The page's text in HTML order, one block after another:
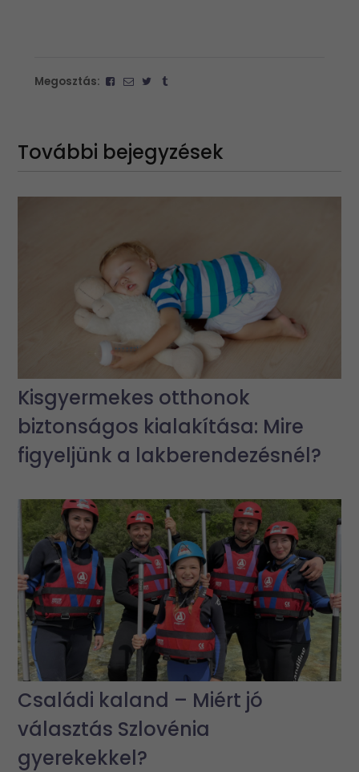
Megosztás:
További bejegyzések
Kisgyermekes otthonok
biztonságos kialakítása: Mire
figyeljünk a lakberendezésnél?
Családi kaland – Miért jó
választás Szlovénia
gyerekekkel?